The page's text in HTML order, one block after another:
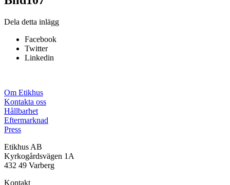
Dela detta inlägg
Facebook
Twitter
Linkedin
Om Etikhus
Kontakta oss
Hållbarhet
Eftermarknad
Press
Etikhus AB
Kyrkogårdsvägen 1A
432 49 Varberg
Kontakt